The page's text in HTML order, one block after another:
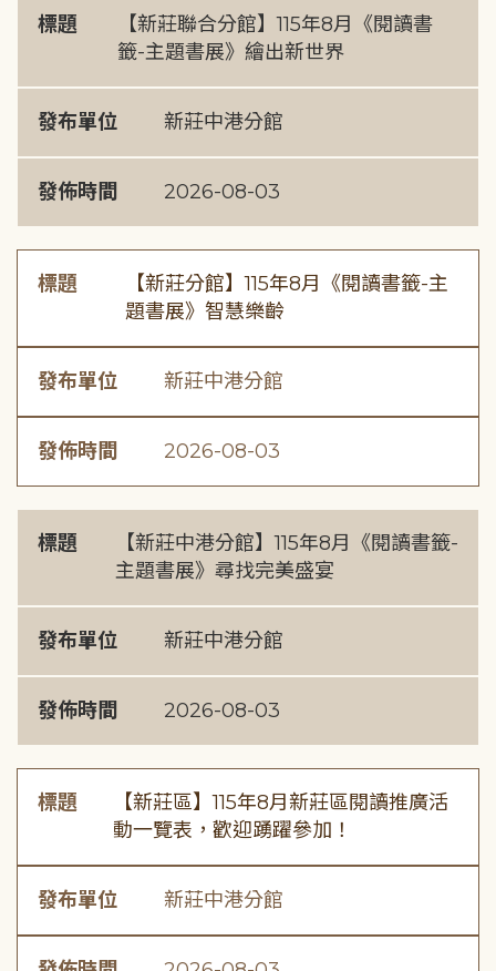
標題
【新莊聯合分館】115年8月《閱讀書
籤-主題書展》繪出新世界
發布單位 新莊中港分館
發佈時間 2026-08-03
標題
【新莊分館】115年8月《閱讀書籤-主
題書展》智慧樂齡
發布單位 新莊中港分館
發佈時間 2026-08-03
標題
【新莊中港分館】115年8月《閱讀書籤-
主題書展》尋找完美盛宴
發布單位 新莊中港分館
發佈時間 2026-08-03
標題
【新莊區】115年8月新莊區閱讀推廣活
動一覽表，歡迎踴躍參加！
發布單位 新莊中港分館